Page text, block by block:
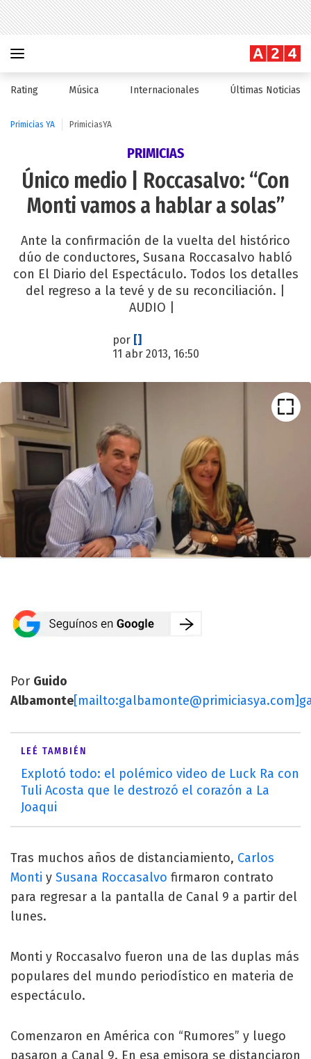
Rating Música Internacionales Últimas Noticias
Primicias YA PrimiciasYA
PRIMICIAS
Único medio | Roccasalvo: “Con
Monti vamos a hablar a solas”
Ante la confirmación de la vuelta del histórico
dúo de conductores, Susana Roccasalvo habló
con El Diario del Espectáculo. Todos los detalles
del regreso a la tevé y de su reconciliación. |
AUDIO |
por []
11 abr 2013, 16:50
Por Guido
Albamonte[mailto:galbamonte@primiciasya.com]
LEÉ TAMBIÉN
Explotó todo: el polémico video de Luck Ra con
Tuli Acosta que le destrozó el corazón a La
Joaqui
Tras muchos años de distanciamiento, Carlos
Monti y Susana Roccasalvo firmaron contrato
para regresar a la pantalla de Canal 9 a partir del
lunes.
Monti y Roccasalvo fueron una de las duplas más
populares del mundo periodístico en materia de
espectáculo.
Comenzaron en América con “Rumores” y luego
pasaron a Canal 9. En esa emisora se distanciaron